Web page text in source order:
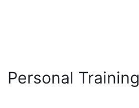
Personal Training